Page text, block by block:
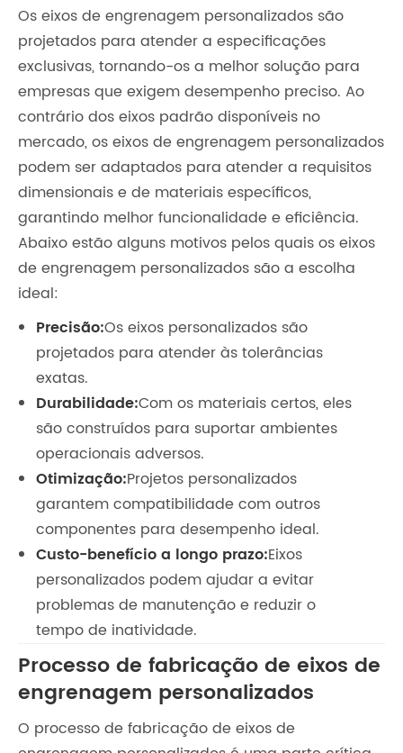
Os eixos de engrenagem personalizados são
projetados para atender a especificações
exclusivas, tornando-os a melhor solução para
empresas que exigem desempenho preciso. Ao
contrário dos eixos padrão disponíveis no
mercado, os eixos de engrenagem personalizados
podem ser adaptados para atender a requisitos
dimensionais e de materiais específicos,
garantindo melhor funcionalidade e eficiência.
Abaixo estão alguns motivos pelos quais os eixos
de engrenagem personalizados são a escolha
ideal:
Precisão:Os eixos personalizados são
projetados para atender às tolerâncias
exatas.
Durabilidade:Com os materiais certos, eles
são construídos para suportar ambientes
operacionais adversos.
Otimização:Projetos personalizados
garantem compatibilidade com outros
componentes para desempenho ideal.
Custo-benefício a longo prazo:Eixos
personalizados podem ajudar a evitar
problemas de manutenção e reduzir o
tempo de inatividade.
Processo de fabricação de eixos de
engrenagem personalizados
O processo de fabricação de eixos de